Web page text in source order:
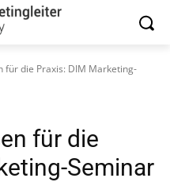
für die Praxis: DIM Marketing-
für die
Seminar